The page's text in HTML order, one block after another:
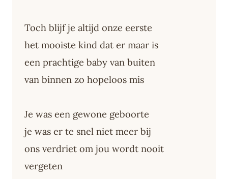
Toch blijf je altijd onze eerste
het mooiste kind dat er maar is
een prachtige baby van buiten
van binnen zo hopeloos mis
Je was een gewone geboorte
je was er te snel niet meer bij
ons verdriet om jou wordt nooit
vergeten